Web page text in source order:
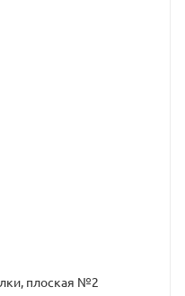
плоская №2